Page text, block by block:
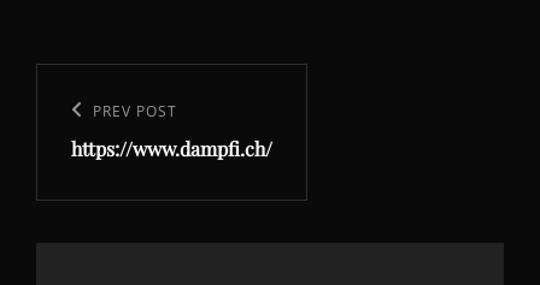
Previous
Post
PREV POST
https://www.dampfi.ch/